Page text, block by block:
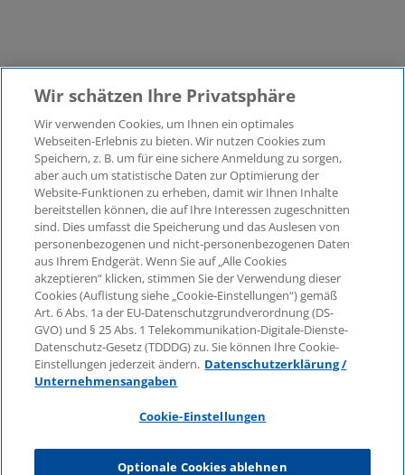
©2026 KPMG Law Rechtsanwaltsgesellschaft mbH,
assoziiert mit der KPMG AG
Wirtschaftsprüfungsgesellschaft, einer
Aktiengesellschaft nach deutschem Recht und ein
Mitglied der globalen KPMG-Organisation
unabhängiger Mitgliedsfirmen, die KPMG International
Limited, einer Private English Company Limited by
Guarantee, angeschlossen sind. Alle Rechte
vorbehalten. Für weitere Einzelheiten über die Struktur
der globalen Organisation von KPMG besuchen Sie
bittehttps://home.kpmg/governance.
KPMG International erbringt keine Dienstleistungen für
Kunden. Keine Mitgliedsfirma ist befugt, KPMG
International oder eine andere Mitgliedsfirma
binden, ebenso wie KPMG International nicht
Wir schätzen Ihre Privatsphäre
Wir verwenden Cookies, um Ihnen ein optimales
Webseiten-Erlebnis zu bieten. Wir nutzen Cookies zum
Speichern, z. B. um für eine sichere Anmeldung zu sorgen,
aber auch um statistische Daten zur Optimierung der
Website-Funktionen zu erheben, damit wir Ihnen Inhalte
bereitstellen können, die auf Ihre Interessen zugeschnitten
sind. Dies umfasst die Speicherung und das Auslesen von
personenbezogenen und nicht-personenbezogenen Daten
aus Ihrem Endgerät. Wenn Sie auf „Alle Cookies
akzeptieren“ klicken, stimmen Sie der Verwendung dieser
Cookies (Auflistung siehe „Cookie-Einstellungen“) gemäß
Art. 6 Abs. 1a der EU-Datenschutzgrundverordnung (DS-
GVO) und § 25 Abs. 1 Telekommunikation-Digitale-Dienste-
Datenschutz-Gesetz (TDDDG) zu. Sie können Ihre Cookie-
Einstellungen jederzeit ändern. Datenschutzerklärung /
Unternehmensangaben
Cookie-Einstellungen
Optionale Cookies ablehnen